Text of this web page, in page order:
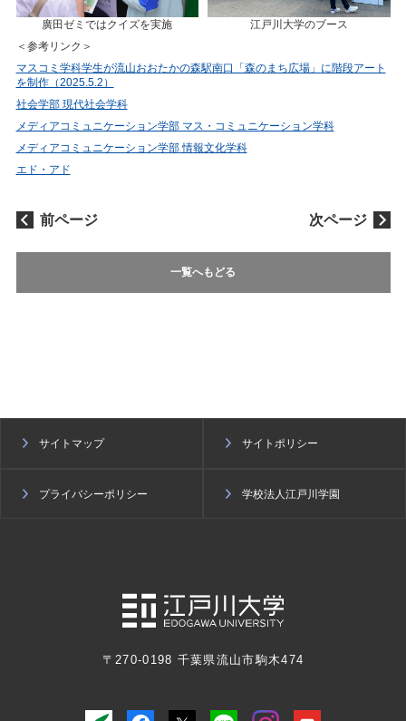
廣田ゼミではクイズを実施
江戸川大学のブース
＜参考リンク＞
マスコミ学科学生が流山おおたかの森駅南口「森のまち広場」に階段アート
を制作（2025.5.2）
社会学部 現代社会学科
メディアコミュニケーション学部 マス・コミュニケーション学科
メディアコミュニケーション学部 情報文化学科
エド・アド
前ページ 次ページ
一覧へもどる
サイトマップ サイトポリシー
プライバシーポリシー 学校法人江戸川学園
〒270-0198 千葉県流山市駒木474